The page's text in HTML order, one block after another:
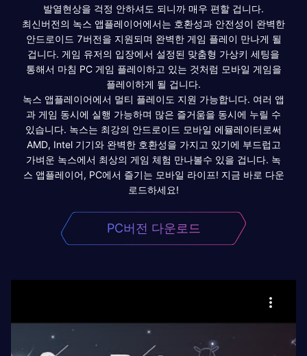
발열현상을 걱정 안하셔도 되니까 매우 편할 겁니다.
최신버전의 녹스 앱플레이어에서는 호환성과 안전성이 완벽한
안드로이드 7버전을 지원되며 완벽한 게임 플레이 만나게 될
겁니다. 게임 유저의 입장에서 설정된 맞춤형 가상키 세팅을
통해서 마침 PC 게임 플레이하고 있는 것처럼 모바일 게임을
플레이하게 될 겁니다.
녹스 앱플레이어에서 멀티 플레이도 지원 가능합니다. 여러 앱
과 게임 동시에 실행 가능하며 많은 즐거움을 동시에 누릴 수
있습니다. 녹스는 최강의 안드로이드 모바일 에뮬레이터로써
AMD, Intel 기기와 완벽한 호환성을 가지고 있기에 부드럽고
가벼운 녹스에서 최상의 게임 체험 만나볼수 있을 겁니다. 녹
스 앱플레이어, PC에서 즐기는 모바일 라이프! 지금 바로 다운
로드하세요!
PC버전 다운로드